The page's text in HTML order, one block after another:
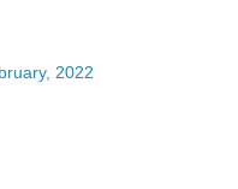
2022